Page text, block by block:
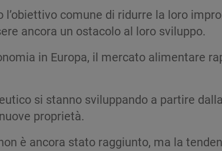
comune di ridurre la loro
ancora un ostacolo al loro sviluppo.
in Europa, il mercato alimentare
si stanno sviluppando a partire
proprietà.
è ancora stato raggiunto, ma la